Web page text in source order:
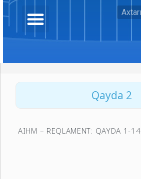
Qayda 2
AIHM – REQLAMENT: QAYDA 1-14